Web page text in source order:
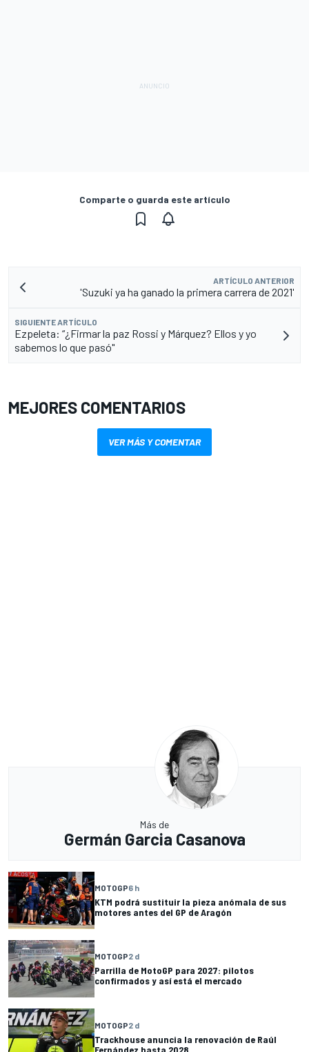
Comparte o guarda este artículo
ARTÍCULO ANTERIOR
'Suzuki ya ha ganado la primera carrera de 2021'
SIGUIENTE ARTÍCULO
Ezpeleta: “¿Firmar la paz Rossi y Márquez? Ellos y yo
sabemos lo que pasó"
MEJORES COMENTARIOS
VER MÁS Y COMENTAR
Más de
Germán Garcia Casanova
MOTOGP6 h
KTM podrá sustituir la pieza anómala de sus
motores antes del GP de Aragón
MOTOGP2 d
Parrilla de MotoGP para 2027: pilotos
confirmados y así está el mercado
MOTOGP2 d
Trackhouse anuncia la renovación de Raúl
Fernández hasta 2028